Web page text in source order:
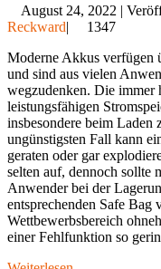
August 24, 2022 |
Reckward|
1347
Moderne Akkus verfügen
und sind aus vielen
wegzudenken. Die immer
leistungsfähigen
insbesondere beim
ungünstigsten Fall kann
geraten oder gar
selten auf, dennoch sollte
Anwender bei der
entsprechenden Safe Bag
Wettbewerbsbereich
einer Fehlfunktion so